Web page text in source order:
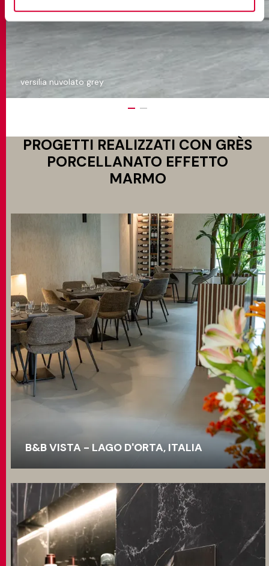
versilia nuvolato grey
PROGETTI REALIZZATI CON GRÈS
PORCELLANATO EFFETTO
MARMO
B&B VISTA - LAGO D'ORTA, ITALIA